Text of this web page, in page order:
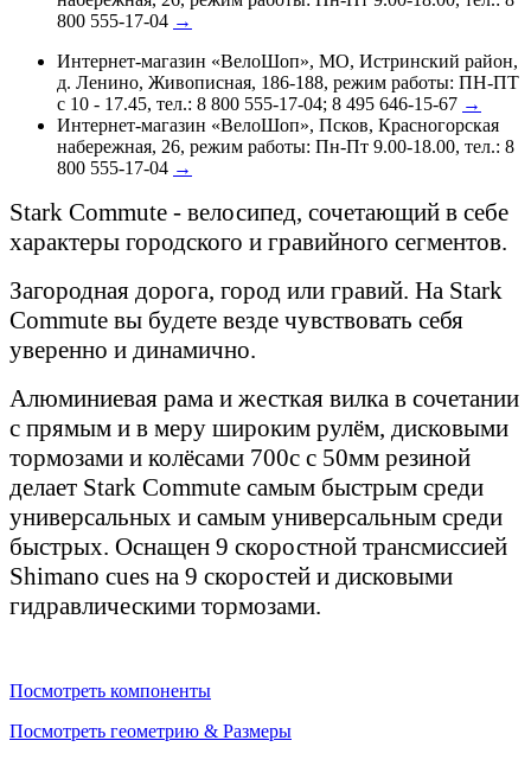
800 555-17-04 →
Интернет-магазин «ВелоШоп», МО, Истринский район,
д. Ленино, Живописная, 186-188, режим работы: ПН-ПТ
с 10 - 17.45, тел.: 8 800 555-17-04; 8 495 646-15-67 →
Интернет-магазин «ВелоШоп», Псков, Красногорская
набережная, 26, режим работы: Пн-Пт 9.00-18.00, тел.: 8
800 555-17-04 →
Stark Commute - велосипед, сочетающий в себе
характеры городского и гравийного сегментов.
Загородная дорога, город или гравий. На Stark
Commute вы будете везде чувствовать себя
уверенно и динамично.
Алюминиевая рама и жесткая вилка в сочетании
с прямым и в меру широким рулём, дисковыми
тормозами и колёсами 700с с 50мм резиной
делает Stark Commute самым быстрым среди
универсальных и самым универсальным среди
быстрых. Оснащен 9 скоростной трансмиссией
Shimano cues на 9 скоростей и дисковыми
гидравлическими тормозами.
Посмотреть компоненты
Посмотреть геометрию & Размеры